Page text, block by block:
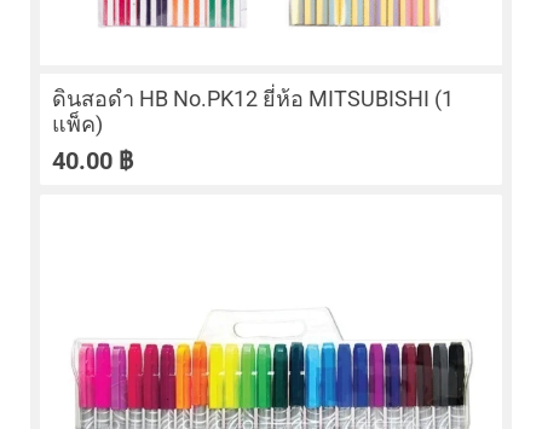
ดินสอดำ HB No.PK12 ยี่ห้อ MITSUBISHI (1
แพ็ค)
40.00 ฿